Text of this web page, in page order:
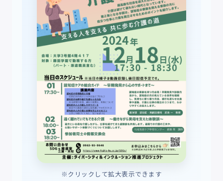
※クリックして拡大表示できます